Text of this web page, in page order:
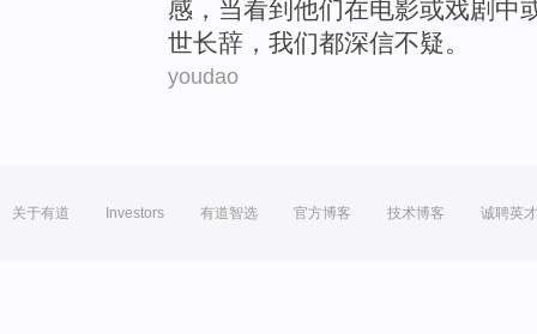
感 ， 当看到 他们在电影或戏剧中
世长辞， 我们都深信不疑。
youdao
关于有道 Investors 有道智选 官方博客 技术博客 诚聘英才